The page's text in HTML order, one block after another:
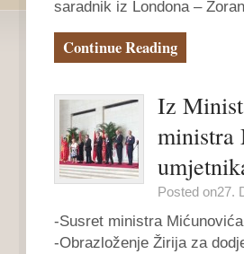
saradnik iz Londona –
Continue Reading
Iz
ministra
Posted on27.
-Susret ministra
-Obrazloženje Žirija za